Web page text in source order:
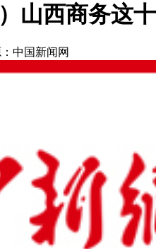
）山西商务这
中国新闻网